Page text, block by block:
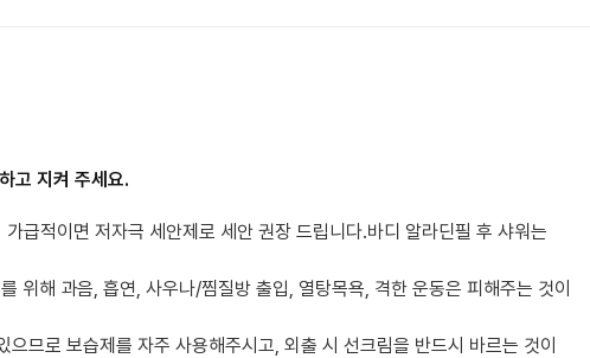
고 지켜 주세요.
급적이면 저자극 세안제로 세안 권장 드립니다.바디 알라딘필 후 샤워는
위해 과음, 흡연, 사우나/찜질방 출입, 열탕목욕, 격한 운동은 피해주는 것이
으므로 보습제를 자주 사용해주시고, 외출 시 선크림을 반드시 바르는 것이